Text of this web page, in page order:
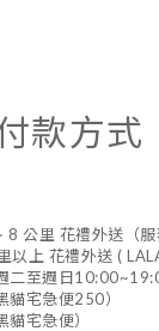
款方式
8 公里 花禮外送（服
以上 花禮外送 (
二至週日
貓宅急便250）
宅急便）